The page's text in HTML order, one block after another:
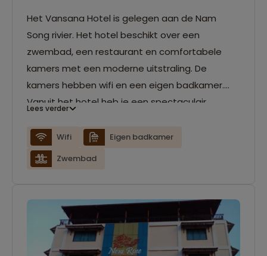
Het Vansana Hotel is gelegen aan de Nam
Song rivier. Het hotel beschikt over een
zwembad, een restaurant en comfortabele
kamers met een moderne uitstraling. De
kamers hebben wifi en een eigen badkamer.
Vanuit het hotel heb je een spectaculair
Lees verder
Wifi
Eigen badkamer
Zwembad